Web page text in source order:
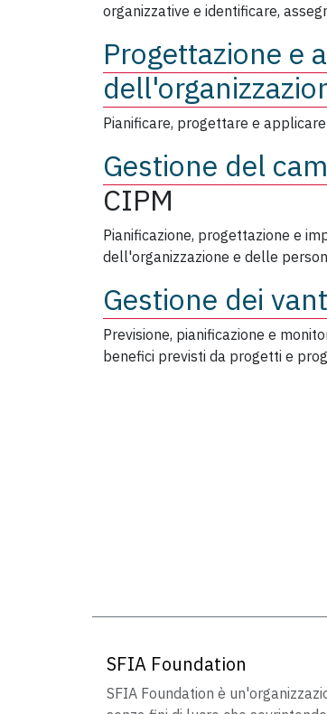
organizzative e identificare,
Progettazione e
Pianificare, progettare e
Gestione del
CIPM
Pianificazione, progettazione e
dell'organizzazione e delle
Gestione dei
Previsione, pianificazione e
benefici previsti da progetti e
SFIA Foundation
SFIA Foundation è